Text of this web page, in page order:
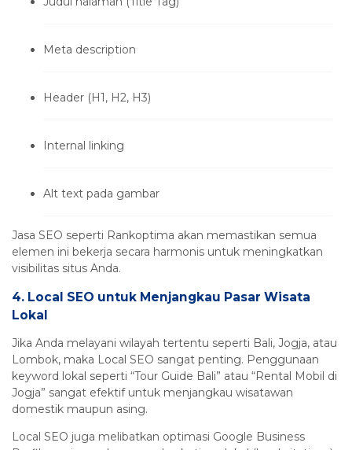
Meta description
Header (H1, H2, H3)
Internal linking
Alt text pada gambar
Jasa SEO seperti Rankoptima akan memastikan semua
elemen ini bekerja secara harmonis untuk meningkatkan
visibilitas situs Anda.
4. Local SEO untuk Menjangkau Pasar Wisata
Lokal
Jika Anda melayani wilayah tertentu seperti Bali, Jogja, atau
Lombok, maka Local SEO sangat penting. Penggunaan
keyword lokal seperti “Tour Guide Bali” atau “Rental Mobil di
Jogja” sangat efektif untuk menjangkau wisatawan
domestik maupun asing.
Local SEO juga melibatkan optimasi Google Business